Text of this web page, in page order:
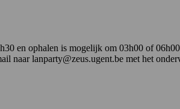
en ophalen is mogelijk om 03h00 of
naar lanparty@zeus.ugent.be met het